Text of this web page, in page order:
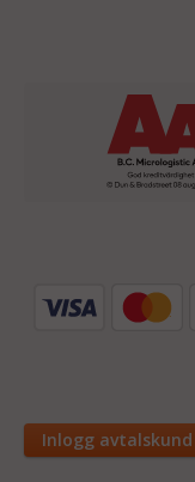
Inlogg avtalskund